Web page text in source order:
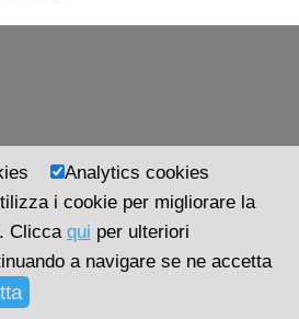
Analytics cookies
i cookie per migliorare la
Cliccaqui per ulteriori
a navigare se ne accetta